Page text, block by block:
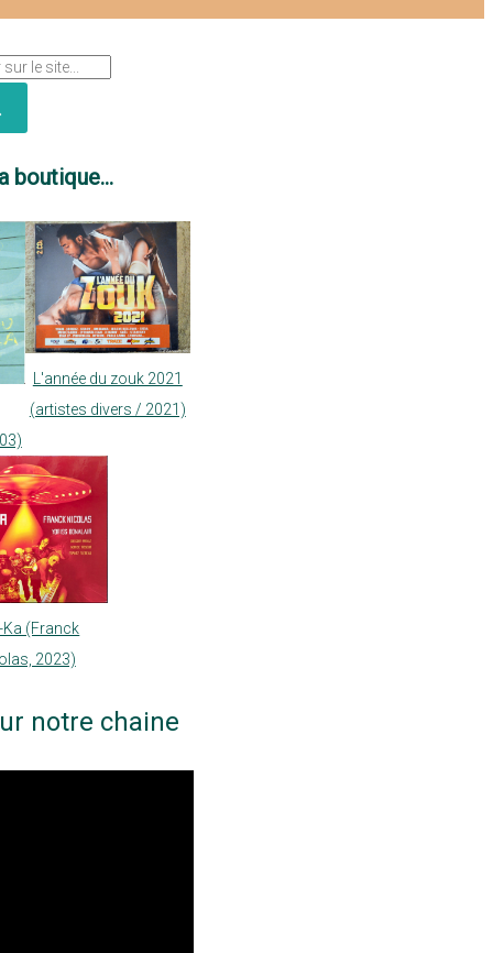
boutique...
L'année du zouk 2021
(artistes divers / 2021)
Ka (Franck
2023)
notre chaine